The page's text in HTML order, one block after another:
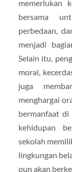
memerlukan
bersama
perbedaan,
menjadi
Selain itu,
moral,
juga
menghargai
bermanfaat
kehidupan
sekolah
lingkungan
pun akan